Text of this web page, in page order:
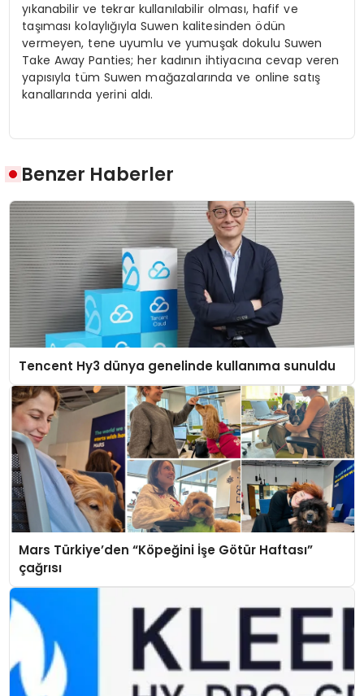
yıkanabilir ve tekrar kullanılabilir olması, hafif ve
taşıması kolaylığıyla Suwen kalitesinden ödün
vermeyen, tene uyumlu ve yumuşak dokulu Suwen
Take Away Panties; her kadının ihtiyacına cevap veren
yapısıyla tüm Suwen mağazalarında ve online satış
kanallarında yerini aldı.
Benzer Haberler
Tencent Hy3 dünya genelinde kullanıma sunuldu
Mars Türkiye’den “Köpeğini İşe Götür Haftası”
çağrısı